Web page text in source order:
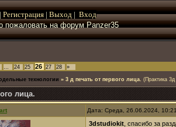
| Регистрация | Выход | Вход
пожаловать на форум Panzer35
… 24 25 26 27 28 »
технологии » 3 д печать от первого лица. (Практика
лица.
Дата: Среда, 26.06.2024,
3dstudiokit , спасибо за